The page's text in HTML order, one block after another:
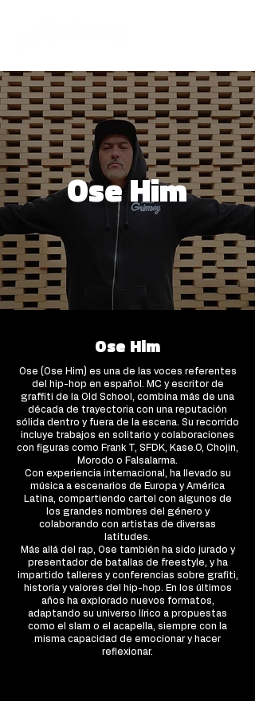
Ose Him
Ose Him
Ose (Ose Him) es una de las voces referentes
del hip-hop en español. MC y escritor de
graffiti de la Old School, combina más de una
década de trayectoria con una reputación
sólida dentro y fuera de la escena. Su recorrido
incluye trabajos en solitario y colaboraciones
con figuras como Frank T, SFDK, Kase.O, Chojin,
Morodo o Falsalarma.
Con experiencia internacional, ha llevado su
música a escenarios de Europa y América
Latina, compartiendo cartel con algunos de
los grandes nombres del género y
colaborando con artistas de diversas
latitudes.
Más allá del rap, Ose también ha sido jurado y
presentador de batallas de freestyle, y ha
impartido talleres y conferencias sobre grafiti,
historia y valores del hip-hop. En los últimos
años ha explorado nuevos formatos,
adaptando su universo lírico a propuestas
como el slam o el acapella, siempre con la
misma capacidad de emocionar y hacer
reflexionar.